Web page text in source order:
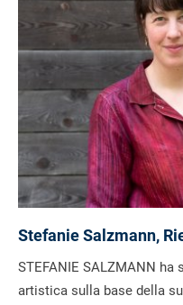
Stefanie Salzmann,
STEFANIE SALZMANN
artistica sulla base della